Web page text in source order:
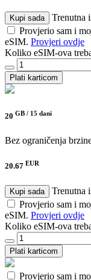
Kupi sada
Trenutna
Provjerio sam i
eSIM. Provjeri ovdje
Koliko eSIM-ova
Plati karticom
20 GB / 15 dani
Bez ograničenja
20.67 EUR
Kupi sada
Trenutna
Provjerio sam i
eSIM. Provjeri ovdje
Koliko eSIM-ova
Plati karticom
Provjerio sam i